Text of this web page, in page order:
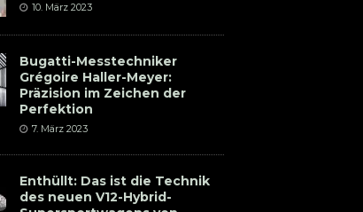
10. März 2023
Bugatti-Messtechniker
Grégoire Haller-Meyer:
Präzision im Zeichen der
Perfektion
7. März 2023
Enthüllt: Das ist die Technik
des neuen V12-Hybrid-